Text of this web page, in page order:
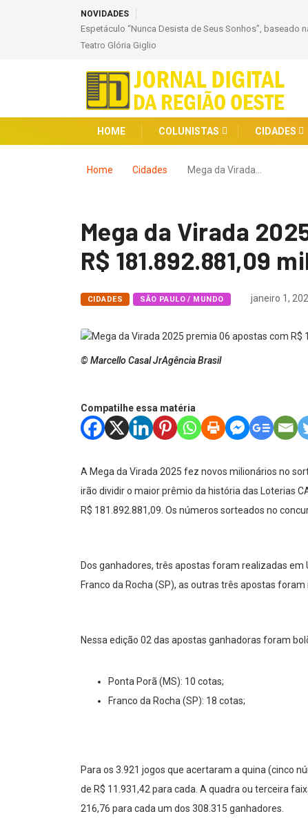
NOVIDADES
Espetáculo “Nunca Desista de Seus Sonhos”, baseado
Teatro Glória Giglio
HOME COLUNISTAS CIDADES
Home Cidades Mega da Virada…
Mega da Virada
R$ 181.892.881,09
CIDADES SÃO PAULO / MUNDO janeiro 1,
© Marcello Casal JrAgência Brasil
Compatilhe essa matéria
A Mega da Virada 2025 fez novos milionários no
irão dividir o maior prêmio da história das Loterias
R$ 181.892.881,09. Os números sorteados no
Dos ganhadores, três apostas foram realizadas em
Franco da Rocha (SP), as outras três apostas
Nessa edição 02 das apostas ganhadoras foram
Ponta Porã (MS): 10 cotas;
Franco da Rocha (SP): 18 cotas;
Para os 3.921 jogos que acertaram a quina (cinco
de R$ 11.931,42 para cada. A quadra ou terceira
216,76 para cada um dos 308.315 ganhadores.